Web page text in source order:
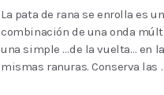
La pata de rana se enrolla es
combinación de una onda
una simple …de la vuelta… en
mismas ranuras. Conserva las